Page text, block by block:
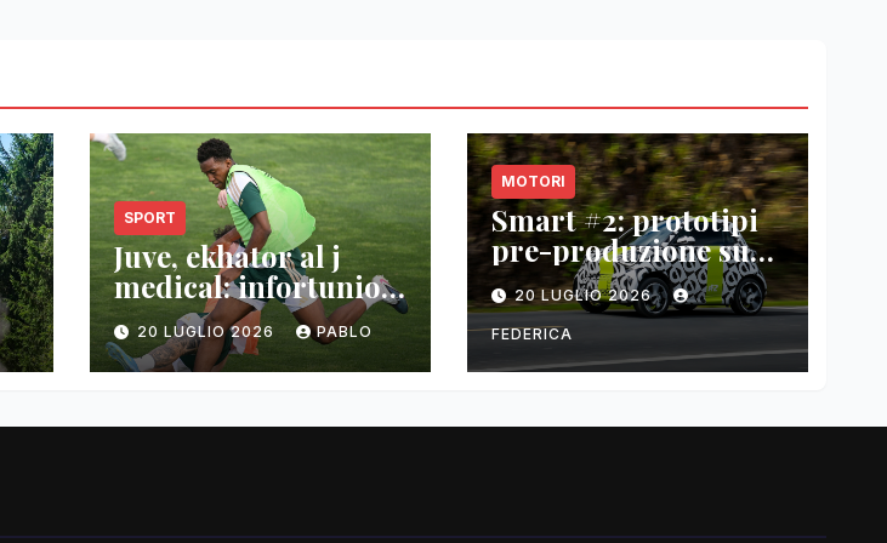
SPORT
Juve, ekhator al j
medical: infortunio
muscolare
20 LUGLIO 2026 PABLO
MOTORI
Smart #2: prototipi
pre-produzione su
strada prima del
paris motor show
2026
20 LUGLIO 2026
FEDERICA